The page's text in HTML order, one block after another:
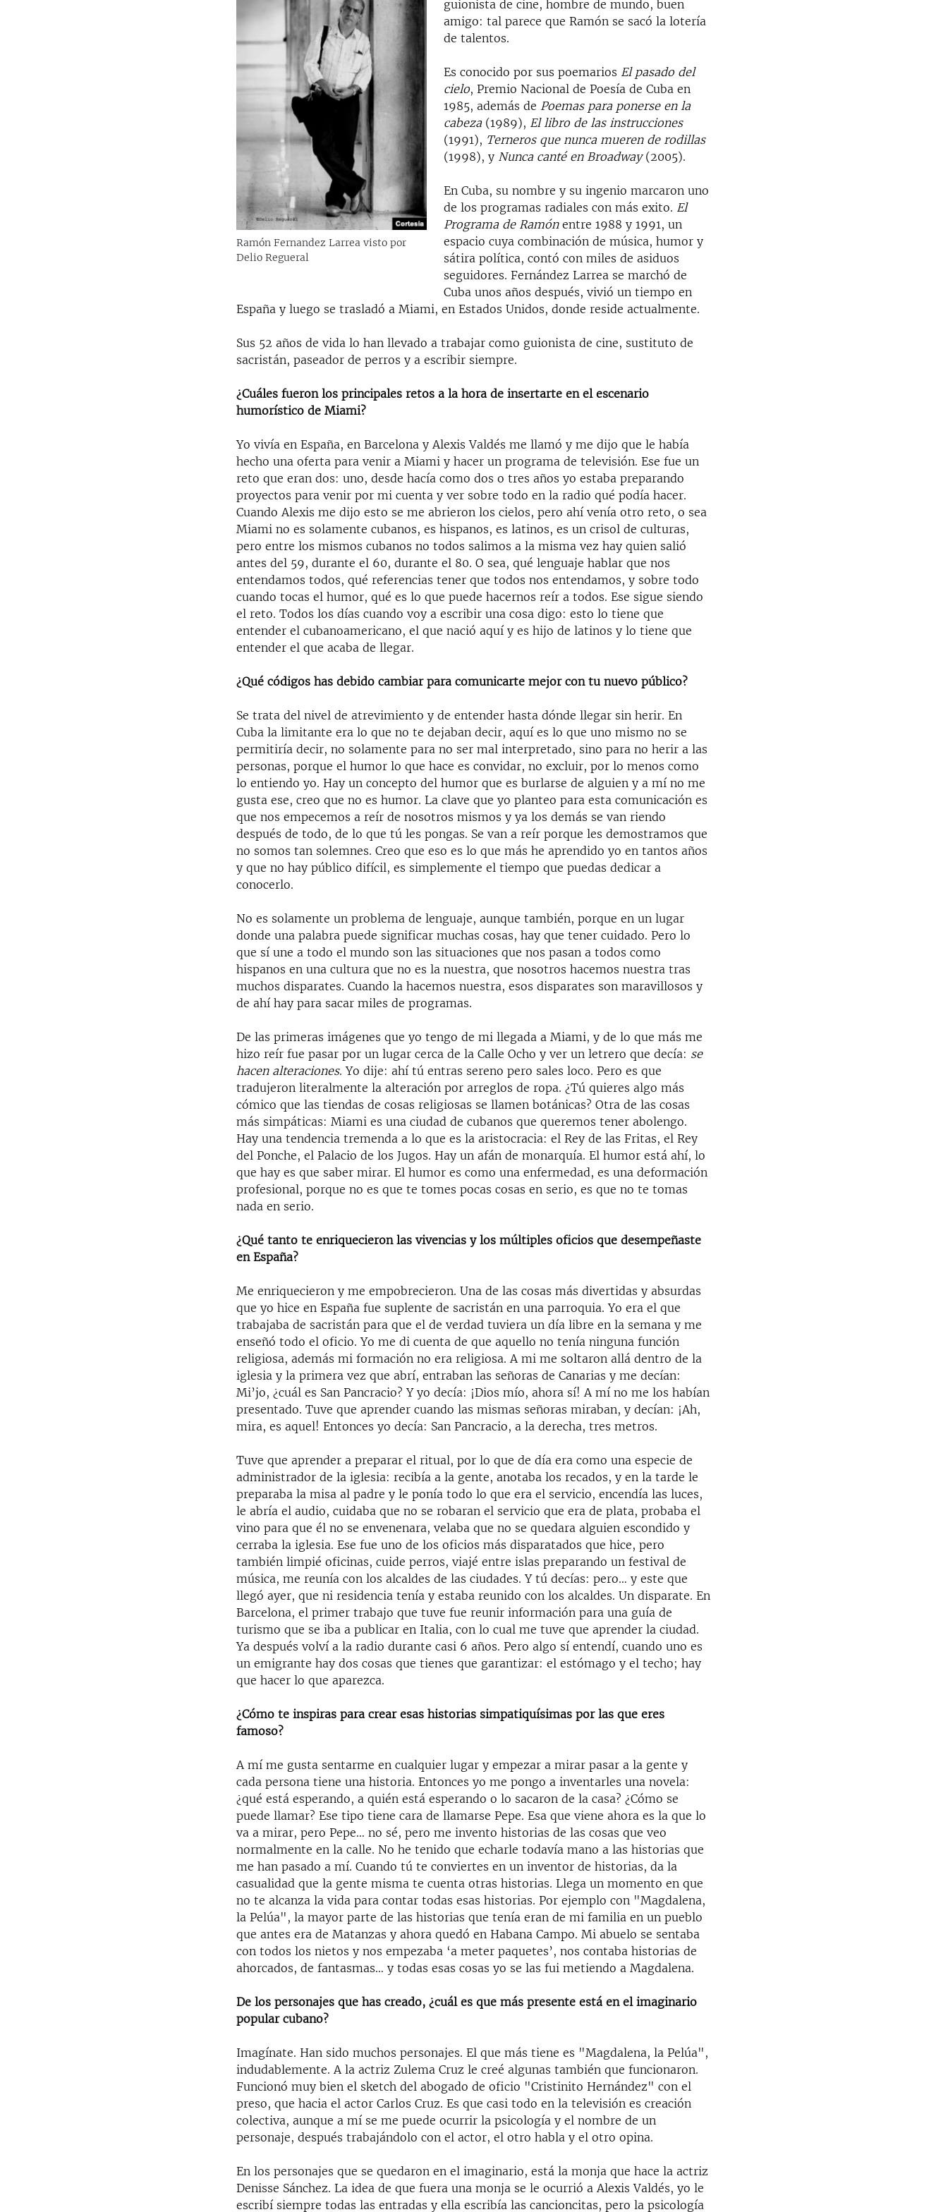
Ramón Fernandez Larrea visto por
Delio Regueral
guionista de cine, hombre de mundo, buen
amigo: tal parece que Ramón se sacó la lotería
de talentos.
Es conocido por sus poemarios El pasado del
cielo, Premio Nacional de Poesía de Cuba en
1985, además de Poemas para ponerse en la
cabeza(1989), El libro de las instrucciones
(1991), Terneros que nunca mueren de rodillas
(1998), y Nunca canté en Broadway(2005).
En Cuba, su nombre y su ingenio marcaron uno
de los programas radiales con más exito. El
Programa de Ramónentre 1988 y 1991, un
espacio cuya combinación de música, humor y
sátira política, contó con miles de asiduos
seguidores. Fernández Larrea se marchó de
Cuba unos años después, vivió un tiempo en
España y luego se trasladó a Miami, en Estados Unidos, donde reside actualmente.
Sus 52 años de vida lo han llevado a trabajar como guionista de cine, sustituto de
sacristán, paseador de perros y a escribir siempre.
¿Cuáles fueron los principales retos a la hora de insertarte en el escenario
humorístico de Miami?
Yo vivía en España, en Barcelona y Alexis Valdés me llamó y me dijo que le había
hecho una oferta para venir a Miami y hacer un programa de televisión. Ese fue un
reto que eran dos: uno, desde hacía como dos o tres años yo estaba preparando
proyectos para venir por mi cuenta y ver sobre todo en la radio qué podía hacer.
Cuando Alexis me dijo esto se me abrieron los cielos, pero ahí venía otro reto, o sea
Miami no es solamente cubanos, es hispanos, es latinos, es un crisol de culturas,
pero entre los mismos cubanos no todos salimos a la misma vez hay quien salió
antes del 59, durante el 60, durante el 80. O sea, qué lenguaje hablar que nos
entendamos todos, qué referencias tener que todos nos entendamos, y sobre todo
cuando tocas el humor, qué es lo que puede hacernos reír a todos. Ese sigue siendo
el reto. Todos los días cuando voy a escribir una cosa digo: esto lo tiene que
entender el cubanoamericano, el que nació aquí y es hijo de latinos y lo tiene que
entender el que acaba de llegar.
¿Qué códigos has debido cambiar para comunicarte mejor con tu nuevo público?
Se trata del nivel de atrevimiento y de entender hasta dónde llegar sin herir. En
Cuba la limitante era lo que no te dejaban decir, aquí es lo que uno mismo no se
permitiría decir, no solamente para no ser mal interpretado, sino para no herir a las
personas, porque el humor lo que hace es convidar, no excluir, por lo menos como
lo entiendo yo. Hay un concepto del humor que es burlarse de alguien y a mí no me
gusta ese, creo que no es humor. La clave que yo planteo para esta comunicación es
que nos empecemos a reír de nosotros mismos y ya los demás se van riendo
después de todo, de lo que tú les pongas. Se van a reír porque les demostramos que
no somos tan solemnes. Creo que eso es lo que más he aprendido yo en tantos años
y que no hay público difícil, es simplemente el tiempo que puedas dedicar a
conocerlo.
No es solamente un problema de lenguaje, aunque también, porque en un lugar
donde una palabra puede significar muchas cosas, hay que tener cuidado. Pero lo
que sí une a todo el mundo son las situaciones que nos pasan a todos como
hispanos en una cultura que no es la nuestra, que nosotros hacemos nuestra tras
muchos disparates. Cuando la hacemos nuestra, esos disparates son maravillosos y
de ahí hay para sacar miles de programas.
De las primeras imágenes que yo tengo de mi llegada a Miami, y de lo que más me
hizo reír fue pasar por un lugar cerca de la Calle Ocho y ver un letrero que decía: se
hacen alteraciones. Yo dije: ahí tú entras sereno pero sales loco. Pero es que
tradujeron literalmente la alteración por arreglos de ropa. ¿Tú quieres algo más
cómico que las tiendas de cosas religiosas se llamen botánicas? Otra de las cosas
más simpáticas: Miami es una ciudad de cubanos que queremos tener abolengo.
Hay una tendencia tremenda a lo que es la aristocracia: el Rey de las Fritas, el Rey
del Ponche, el Palacio de los Jugos. Hay un afán de monarquía. El humor está ahí, lo
que hay es que saber mirar. El humor es como una enfermedad, es una deformación
profesional, porque no es que te tomes pocas cosas en serio, es que no te tomas
nada en serio.
¿Qué tanto te enriquecieron las vivencias y los múltiples oficios que desempeñaste
en España?
Me enriquecieron y me empobrecieron. Una de las cosas más divertidas y absurdas
que yo hice en España fue suplente de sacristán en una parroquia. Yo era el que
trabajaba de sacristán para que el de verdad tuviera un día libre en la semana y me
enseñó todo el oficio. Yo me di cuenta de que aquello no tenía ninguna función
religiosa, además mi formación no era religiosa. A mi me soltaron allá dentro de la
iglesia y la primera vez que abrí, entraban las señoras de Canarias y me decían:
Mi’jo, ¿cuál es San Pancracio? Y yo decía: ¡Dios mío, ahora sí! A mí no me los habían
presentado. Tuve que aprender cuando las mismas señoras miraban, y decían: ¡Ah,
mira, es aquel! Entonces yo decía: San Pancracio, a la derecha, tres metros.
Tuve que aprender a preparar el ritual, por lo que de día era como una especie de
administrador de la iglesia: recibía a la gente, anotaba los recados, y en la tarde le
preparaba la misa al padre y le ponía todo lo que era el servicio, encendía las luces,
le abría el audio, cuidaba que no se robaran el servicio que era de plata, probaba el
vino para que él no se envenenara, velaba que no se quedara alguien escondido y
cerraba la iglesia. Ese fue uno de los oficios más disparatados que hice, pero
también limpié oficinas, cuide perros, viajé entre islas preparando un festival de
música, me reunía con los alcaldes de las ciudades. Y tú decías: pero… y este que
llegó ayer, que ni residencia tenía y estaba reunido con los alcaldes. Un disparate. En
Barcelona, el primer trabajo que tuve fue reunir información para una guía de
turismo que se iba a publicar en Italia, con lo cual me tuve que aprender la ciudad.
Ya después volví a la radio durante casi 6 años. Pero algo sí entendí, cuando uno es
un emigrante hay dos cosas que tienes que garantizar: el estómago y el techo; hay
que hacer lo que aparezca.
¿Cómo te inspiras para crear esas historias simpatiquísimas por las que eres
famoso?
A mí me gusta sentarme en cualquier lugar y empezar a mirar pasar a la gente y
cada persona tiene una historia. Entonces yo me pongo a inventarles una novela:
¿qué está esperando, a quién está esperando o lo sacaron de la casa? ¿Cómo se
puede llamar? Ese tipo tiene cara de llamarse Pepe. Esa que viene ahora es la que lo
va a mirar, pero Pepe… no sé, pero me invento historias de las cosas que veo
normalmente en la calle. No he tenido que echarle todavía mano a las historias que
me han pasado a mí. Cuando tú te conviertes en un inventor de historias, da la
casualidad que la gente misma te cuenta otras historias. Llega un momento en que
no te alcanza la vida para contar todas esas historias. Por ejemplo con "Magdalena,
la Pelúa", la mayor parte de las historias que tenía eran de mi familia en un pueblo
que antes era de Matanzas y ahora quedó en Habana Campo. Mi abuelo se sentaba
con todos los nietos y nos empezaba ‘a meter paquetes’, nos contaba historias de
ahorcados, de fantasmas… y todas esas cosas yo se las fui metiendo a Magdalena.
De los personajes que has creado, ¿cuál es que más presente está en el imaginario
popular cubano?
Imagínate. Han sido muchos personajes. El que más tiene es "Magdalena, la Pelúa",
indudablemente. A la actriz Zulema Cruz le creé algunas también que funcionaron.
Funcionó muy bien el sketch del abogado de oficio "Cristinito Hernández" con el
preso, que hacia el actor Carlos Cruz. Es que casi todo en la televisión es creación
colectiva, aunque a mí se me puede ocurrir la psicología y el nombre de un
personaje, después trabajándolo con el actor, el otro habla y el otro opina.
En los personajes que se quedaron en el imaginario, está la monja que hace la actriz
Denisse Sánchez. La idea de que fuera una monja se le ocurrió a Alexis Valdés, yo le
escribí siempre todas las entradas y ella escribía las cancioncitas, pero la psicología